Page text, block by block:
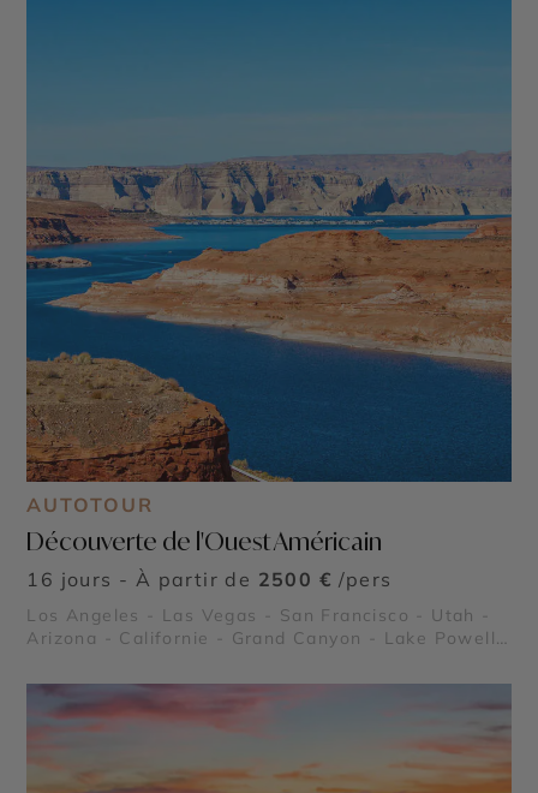
AUTOTOUR
Découverte de l'Ouest Américain
16 jours - À partir de 2500 € /pers
Los Angeles - Las Vegas - San Francisco - Utah -
Arizona - Californie - Grand Canyon - Lake Powell
National de Yosemite - Bryce Canyon - Route 66 -
Kingman en Arizona - Alcatraz